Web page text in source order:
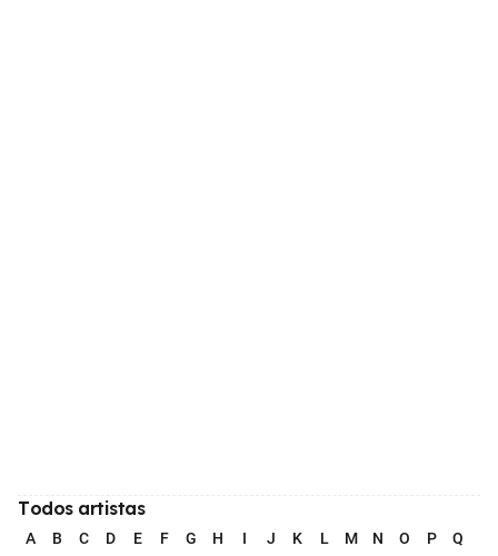
Todos artistas
A B C D E F G H I J K L M N O P Q